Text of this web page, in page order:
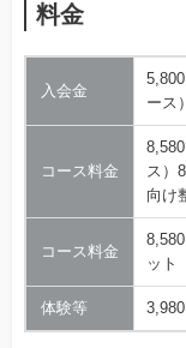
料金
入会金
ース）
コース料金
ス）
向け
コース料金
ット
体験等